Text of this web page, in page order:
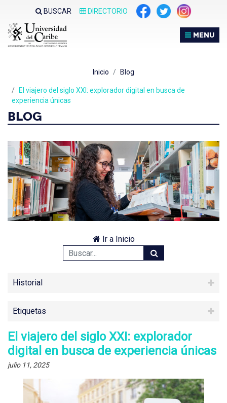
BUSCAR DIRECTORIO
MENU
Inicio Blog
El viajero del siglo XXI: explorador digital en busca de
experiencia únicas
BLOG
Ir a Inicio
Historial
Etiquetas
El viajero del siglo XXI: explorador
digital en busca de experiencia únicas
julio 11, 2025